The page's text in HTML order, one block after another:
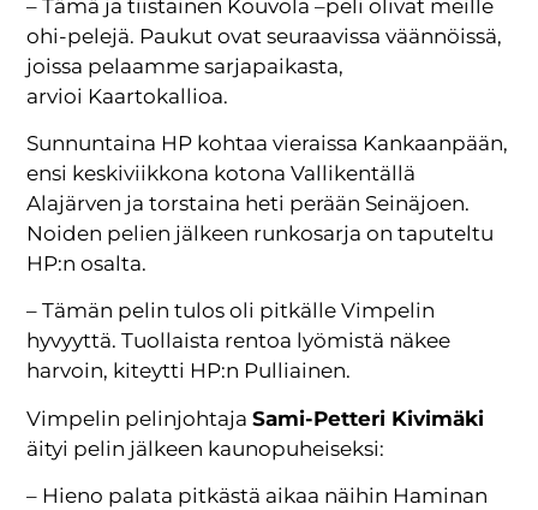
– Tämä ja tiistainen Kouvola –peli olivat meille
ohi-pelejä. Paukut ovat seuraavissa väännöissä,
joissa pelaamme sarjapaikasta,
arvioi Kaartokallioa.
Sunnuntaina HP kohtaa vieraissa Kankaanpään,
ensi keskiviikkona kotona Vallikentällä
Alajärven ja torstaina heti perään Seinäjoen.
Noiden pelien jälkeen runkosarja on taputeltu
HP:n osalta.
– Tämän pelin tulos oli pitkälle Vimpelin
hyvyyttä. Tuollaista rentoa lyömistä näkee
harvoin, kiteytti HP:n Pulliainen.
Vimpelin pelinjohtajaSami-Petteri Kivimäki
äityi pelin jälkeen kaunopuheiseksi:
– Hieno palata pitkästä aikaa näihin Haminan